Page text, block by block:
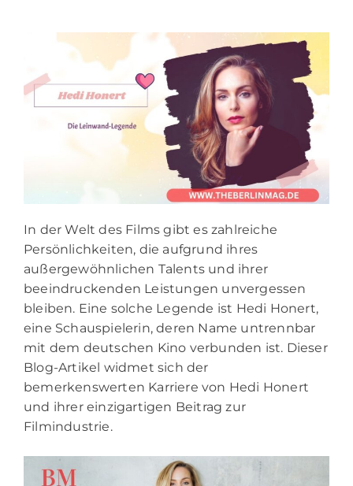
In der Welt des Films gibt es zahlreiche
Persönlichkeiten, die aufgrund ihres
außergewöhnlichen Talents und ihrer
beeindruckenden Leistungen unvergessen
bleiben. Eine solche Legende ist Hedi Honert,
eine Schauspielerin, deren Name untrennbar
mit dem deutschen Kino verbunden ist. Dieser
Blog-Artikel widmet sich der
bemerkenswerten Karriere von Hedi Honert
und ihrer einzigartigen Beitrag zur
Filmindustrie.